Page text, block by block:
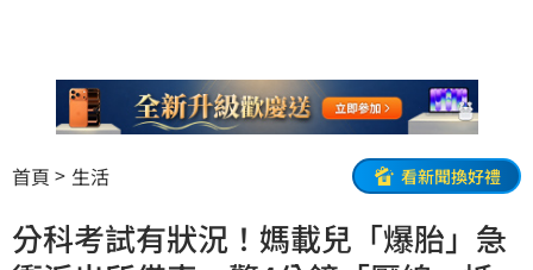
首頁 生活 看新聞換好禮
分科考試有狀況！媽載兒「爆胎」急